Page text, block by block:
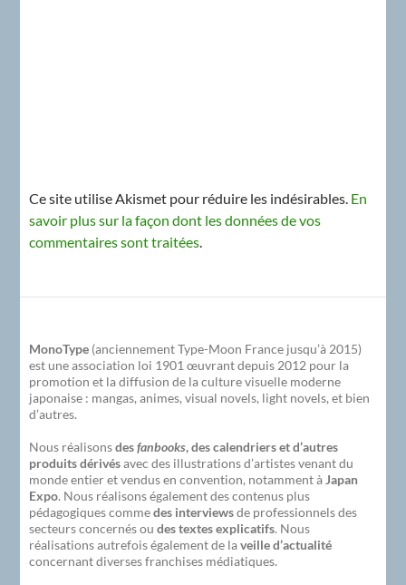
Ce site utilise Akismet pour réduire les indésirables. En
savoir plus sur la façon dont les données de vos
commentaires sont traitées.
MonoType (anciennement Type-Moon France jusqu’à 2015)
est une association loi 1901 œuvrant depuis 2012 pour la
promotion et la diffusion de la culture visuelle moderne
japonaise : mangas, animes, visual novels, light novels, et bien
d’autres.
Nous réalisonsdesfanbooks, des calendriers et d’autres
produits dérivésavec des illustrations d’artistes venant du
monde entier et vendus en convention, notamment à Japan
Expo. Nous réalisons également des contenus plus
pédagogiques commedes interviewsde professionnels des
secteurs concernés oudes textes explicatifs. Nous
réalisations autrefois également de laveille d’actualité
concernant diverses franchises médiatiques.